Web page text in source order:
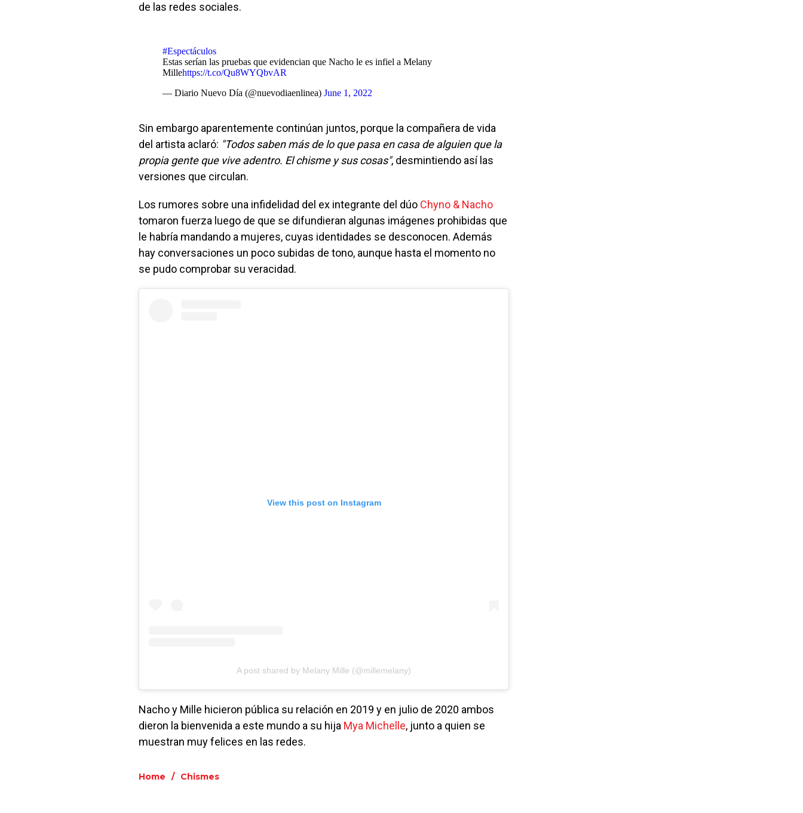
de las redes sociales.
#Espectáculos
Estas serían las pruebas que evidencian que Nacho le es infiel a Melany
Millehttps://t.co/Qu8WYQbvAR
— Diario Nuevo Día (@nuevodiaenlinea) June 1, 2022
Sin embargo aparentemente continúan juntos, porque la compañera de vida
del artista aclaró: "Todos saben más de lo que pasa en casa de alguien que la
propia gente que vive adentro. El chisme y sus cosas", desmintiendo así las
versiones que circulan.
Los rumores sobre una infidelidad del ex integrante del dúo Chyno & Nacho
tomaron fuerza luego de que se difundieran algunas imágenes prohibidas que
le habría mandando a mujeres, cuyas identidades se desconocen. Además
hay conversaciones un poco subidas de tono, aunque hasta el momento no
se pudo comprobar su veracidad.
View this post on Instagram
A post shared by Melany Mille (@millemelany)
Nacho y Mille hicieron pública su relación en 2019 y en julio de 2020 ambos
dieron la bienvenida a este mundo a su hija Mya Michelle, junto a quien se
muestran muy felices en las redes.
Home / Chismes